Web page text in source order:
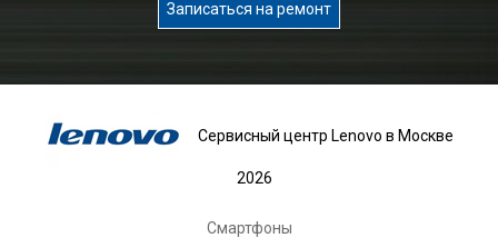
Записаться на ремонт
Сервисный центр Lenovo в Москве
2026
Смартфоны